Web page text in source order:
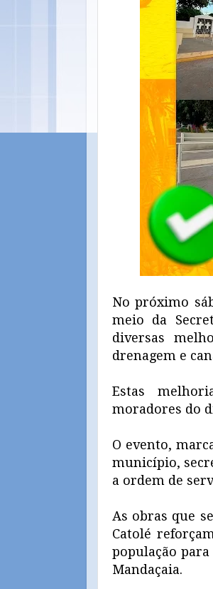
No próximo
meio da
diversas
drenagem e
Estas
moradores do
O evento,
município,
a ordem de
As obras que
Catolé
população
Mandaçaia.